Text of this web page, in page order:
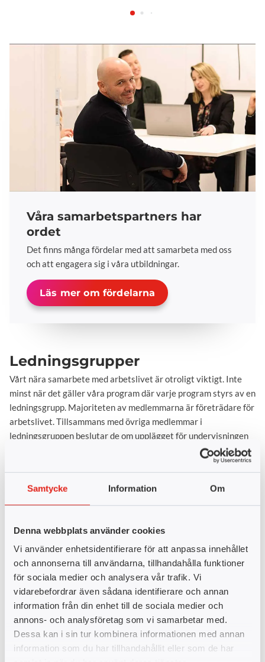
Samtycke Information Om
Denna webbplats använder cookies
Vi använder enhetsidentifierare för att anpassa innehållet
och annonserna till användarna, tillhandahålla funktioner
för sociala medier och analysera vår trafik. Vi
vidarebefordrar även sådana identifierare och annan
information från din enhet till de sociala medier och
annons- och analysföretag som vi samarbetar med.
Dessa kan i sin tur kombinera informationen med annan
information som du har tillhandahållit eller som de har
Våra samarbetspartners har
ordet
Det finns många fördelar med att samarbeta med oss
och att engagera sig i våra utbildningar.
Läs mer om fördelarna
Ledningsgrupper
Vårt nära samarbete med arbetslivet är otroligt viktigt. Inte
minst när det gäller våra program där varje program styrs av en
ledningsgrupp. Majoriteten av medlemmarna är företrädare för
arbetslivet. Tillsammans med övriga medlemmar i
ledningsgruppen beslutar de om upplägget för undervisningen
samt strävar efter att säkerställa att utbildningen resulterar i
Det är även främst genom våra kontakter med arbetslivet som
Föreläsarna på programmen kommer också från arbetslivet, för
att säkerställa att våra studerande får lära sig det senaste och
det som är aktuellt för yrket.
Är du med i ledningsgruppen för något av våra program så har
du full insyn i utbildningen och har stor möjlighet att påverka.
Du har även insyn bland våra studerande som kanske är en
blivande medarbetare hos er.